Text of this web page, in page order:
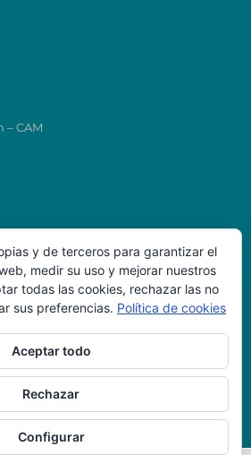
– CAM
Móstoles-Madrid
y de terceros para garantizar el
medir su uso y mejorar nuestros
todas las cookies, rechazar las no
sus preferencias. Política de cookies
Aceptar todo
Rechazar
Configurar